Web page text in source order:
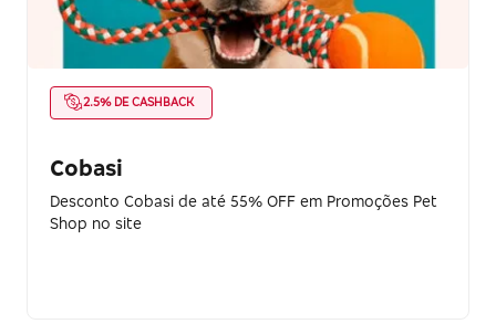
2.5% DE CASHBACK
Cobasi
Desconto Cobasi de até 55% OFF em Promoções Pet
Shop no site